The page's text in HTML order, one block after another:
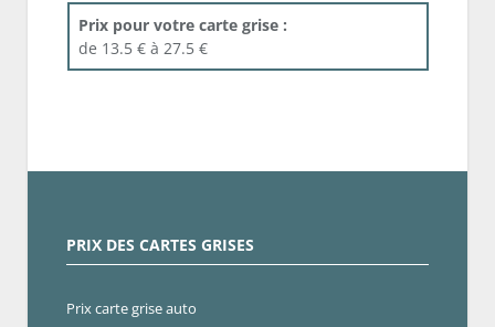
Prix pour votre carte grise :
de 13.5 € à 27.5 €
PRIX DES CARTES GRISES
Prix carte grise auto